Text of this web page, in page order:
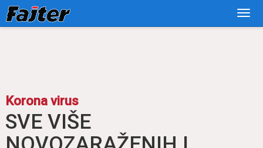
Korona virus
SVE VIŠE